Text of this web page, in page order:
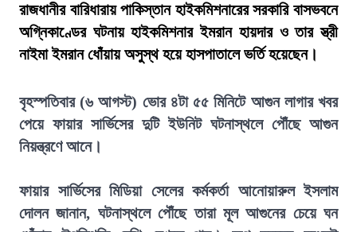
রাজধানীর বারিধারায় পাকিস্তান হাইকমিশনারের সরকারি বাসভবনে
অগ্নিকাণ্ডের ঘটনায় হাইকমিশনার ইমরান হায়দার ও তার স্ত্রী
নাইমা ইমরান ধোঁয়ায় অসুস্থ হয়ে হাসপাতালে ভর্তি হয়েছেন।
বৃহস্পতিবার (৬ আগস্ট) ভোর ৪টা ৫৫ মিনিটে আগুন লাগার খবর
পেয়ে ফায়ার সার্ভিসের দুটি ইউনিট ঘটনাস্থলে পৌঁছে আগুন
নিয়ন্ত্রণে আনে।
ফায়ার সার্ভিসের মিডিয়া সেলের কর্মকর্তা আনোয়ারুল ইসলাম
দোলন জানান, ঘটনাস্থলে পৌঁছে তারা মূল আগুনের চেয়ে ঘন